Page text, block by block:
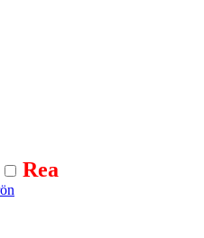
Rea